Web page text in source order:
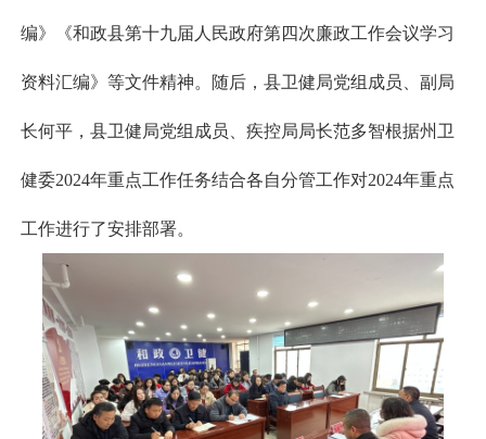
编》《和政县第十九届人民政府第四次廉政工作会议学习
资料汇编》等文件精神。随后，县卫健局党组成员、副局
长何平，县卫健局党组成员、疾控局局长范多智根据州卫
健委2024年重点工作任务结合各自分管工作对2024年重点
工作进行了安排部署。